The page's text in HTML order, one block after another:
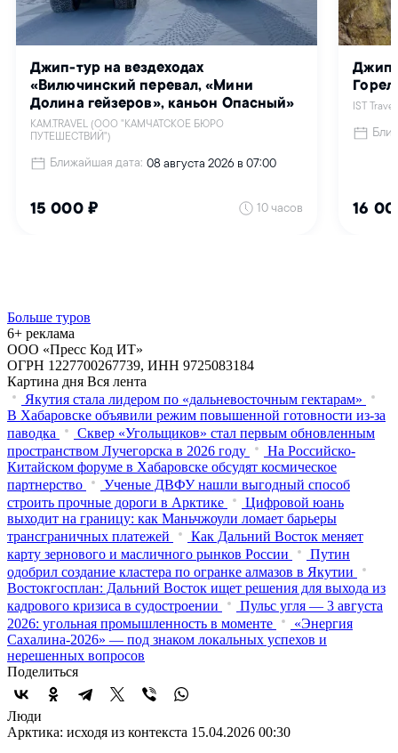
Больше туров
6+ реклама
ООО «Пресс Код ИТ»
ОГРН 1227700267739, ИНН 9725083184
Картина дня Вся лента
Якутия стала лидером по «дальневосточным гектарам»
В Хабаровске объявили режим повышенной готовности из‑за
паводка
Сквер «Угольщиков» стал первым обновленным
пространством Лучегорска в 2026 году
На Российско-
Китайском форуме в Хабаровске обсудят космическое
партнерство
Ученые ДВФУ нашли выгодный способ
строить прочные дороги в Арктике
Цифровой юань
выходит на границу: как Маньчжоули ломает барьеры
трансграничных платежей
Как Дальний Восток меняет
карту зернового и масличного рынков России
Путин
одобрил создание кластера по огранке алмазов в Якутии
Востокгосплан: Дальний Восток ищет решения для выхода из
кадрового кризиса в судостроении
Пульс угля — 3 августа
2026: угольная промышленность в моменте
«Энергия
Сахалина-2026» — под знаком локальных успехов и
нерешенных вопросов
Поделиться
Люди
Арктика: исходя из контекста 15.04.2026 00:30